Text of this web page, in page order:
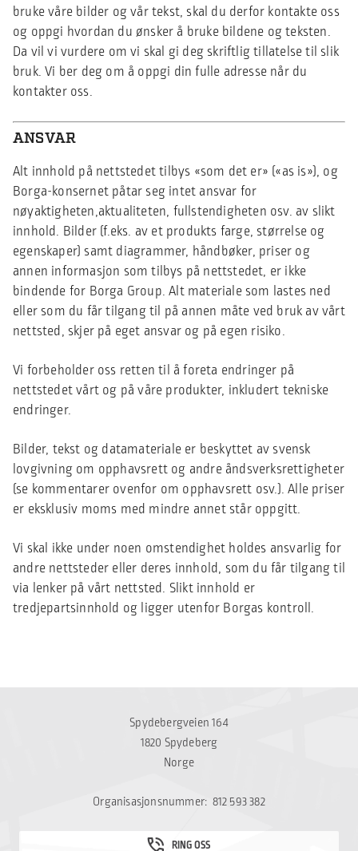
bruke våre bilder og vår tekst, skal du derfor kontakte oss
og oppgi hvordan du ønsker å bruke bildene og teksten.
Da vil vi vurdere om vi skal gi deg skriftlig tillatelse til slik
bruk. Vi ber deg om å oppgi din fulle adresse når du
kontakter oss.
ANSVAR
Alt innhold på nettstedet tilbys «som det er» («as is»), og
Borga-konsernet påtar seg intet ansvar for
nøyaktigheten,aktualiteten, fullstendigheten osv. av slikt
innhold. Bilder (f.eks. av et produkts farge, størrelse og
egenskaper) samt diagrammer, håndbøker, priser og
annen informasjon som tilbys på nettstedet, er ikke
bindende for Borga Group. Alt materiale som lastes ned
eller som du får tilgang til på annen måte ved bruk av vårt
nettsted, skjer på eget ansvar og på egen risiko.
Vi forbeholder oss retten til å foreta endringer på
nettstedet vårt og på våre produkter, inkludert tekniske
endringer.
Bilder, tekst og datamateriale er beskyttet av svensk
lovgivning om opphavsrett og andre åndsverksrettigheter
(se kommentarer ovenfor om opphavsrett osv.). Alle priser
er eksklusiv moms med mindre annet står oppgitt.
Vi skal ikke under noen omstendighet holdes ansvarlig for
andre nettsteder eller deres innhold, som du får tilgang til
via lenker på vårt nettsted. Slikt innhold er
tredjepartsinnhold og ligger utenfor Borgas kontroll.
Spydebergveien 164
1820 Spydeberg
Norge
Organisasjonsnummer: 812 593 382